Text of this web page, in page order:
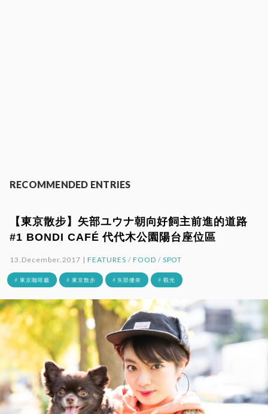
RECOMMENDED ENTRIES
【東京散步】矢部ユウナ朝向好飼主前進的道路
#1 BONDI CAFÉ 代代木公園陽台座位區
13.December.2017 |FEATURES / FOOD / SPOT
# 東京咖啡廳 # 東京散步 # 矢部優奈 # 觀光